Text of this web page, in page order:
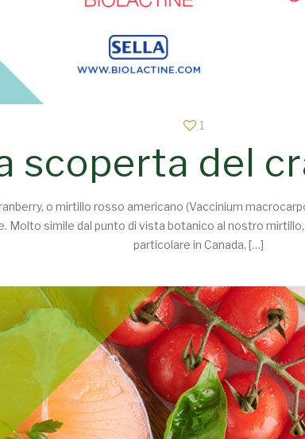
1
scoperta del
o mirtillo rosso americano (Vaccinium
Molto simile dal punto di vista botanico al nostro
particolare in Canada, […]